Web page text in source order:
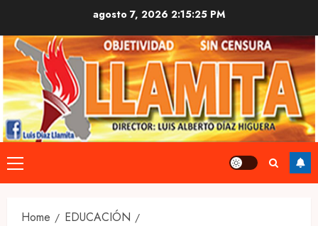
content
agosto 7, 2026 2:15:25 PM
Primary
Menu
Home
EDUCACIÓN